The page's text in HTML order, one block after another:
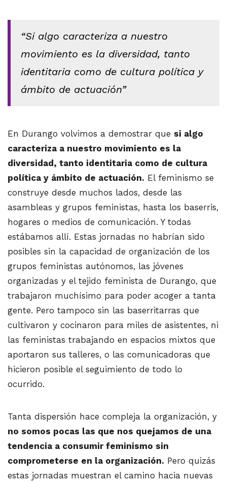
“Si algo caracteriza a nuestro
movimiento es la diversidad, tanto
identitaria como de cultura política y
ámbito de actuación”
En Durango volvimos a demostrar que si algo
caracteriza a nuestro movimiento es la
diversidad, tanto identitaria como de cultura
política y ámbito de actuación. El feminismo se
construye desde muchos lados, desde las
asambleas y grupos feministas, hasta los baserris,
hogares o medios de comunicación. Y todas
estábamos allí. Estas jornadas no habrían sido
posibles sin la capacidad de organización de los
grupos feministas autónomos, las jóvenes
organizadas y el tejido feminista de Durango, que
trabajaron muchísimo para poder acoger a tanta
gente. Pero tampoco sin las baserritarras que
cultivaron y cocinaron para miles de asistentes, ni
las feministas trabajando en espacios mixtos que
aportaron sus talleres, o las comunicadoras que
hicieron posible el seguimiento de todo lo
ocurrido.
Tanta dispersión hace compleja la organización, y
no somos pocas las que nos quejamos de una
tendencia a consumir feminismo sin
comprometerse en la organización. Pero quizás
estas jornadas muestran el camino hacia nuevas